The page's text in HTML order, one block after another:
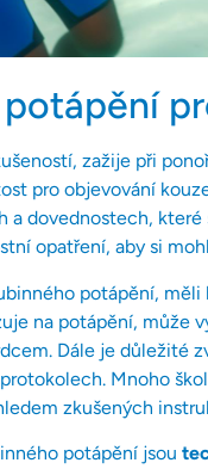
zažije při
pro objevování
a dovednostech,
opatření, aby si
potápění,
na potápění, může
Dále je důležité
Mnoho
zkušených
potápění jsou